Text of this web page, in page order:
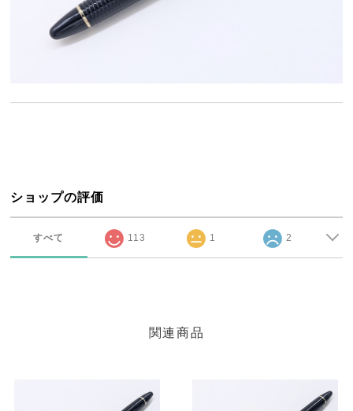
ショップの評価
すべて 113 1 2
関連商品